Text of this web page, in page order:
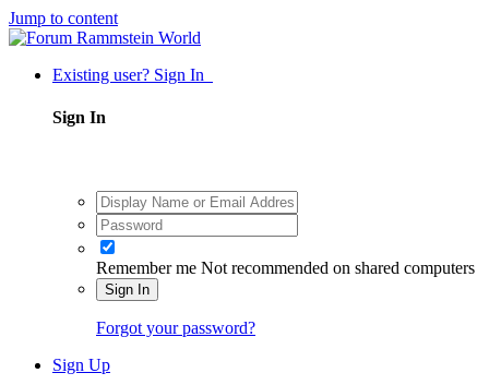
Jump to content
Existing user? Sign In
Sign In
Remember me Not recommended on shared computers
Sign In
Forgot your password?
Sign Up